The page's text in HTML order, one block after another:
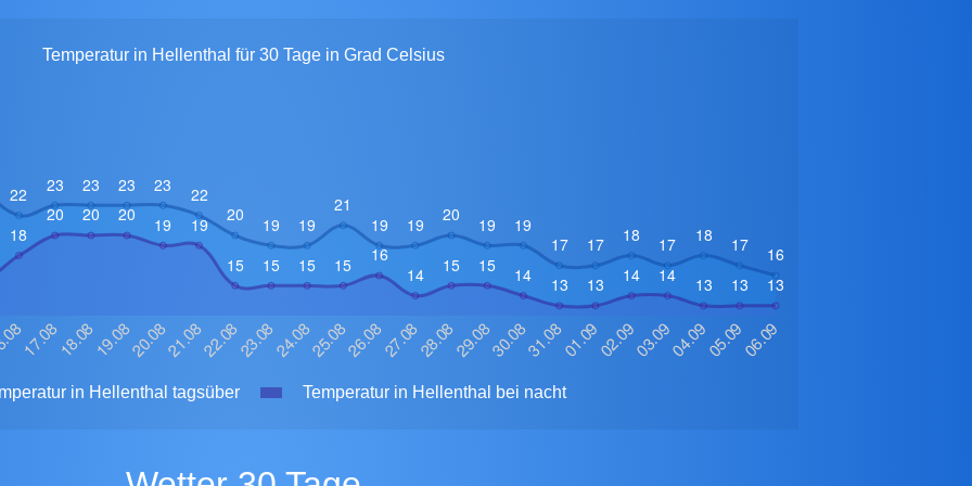
Temperatur in Hellenthal für 30 Tage in Grad Celsius
in Hellenthal tagsüber Temperatur in Hellenthal bei nacht